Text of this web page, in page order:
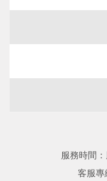
服務時間
客服